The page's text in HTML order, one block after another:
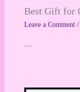
Best Gift for
Leave a Comment /
…